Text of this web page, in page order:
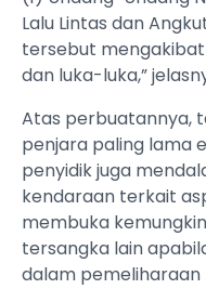
Lalu Lintas dan
tersebut
dan luka-luka,”
Atas perbuatannya,
penjara paling lama
penyidik juga
kendaraan terkait
membuka
tersangka lain
dalam pemeliharaan